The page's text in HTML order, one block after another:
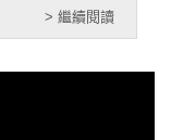
> 繼續閱讀